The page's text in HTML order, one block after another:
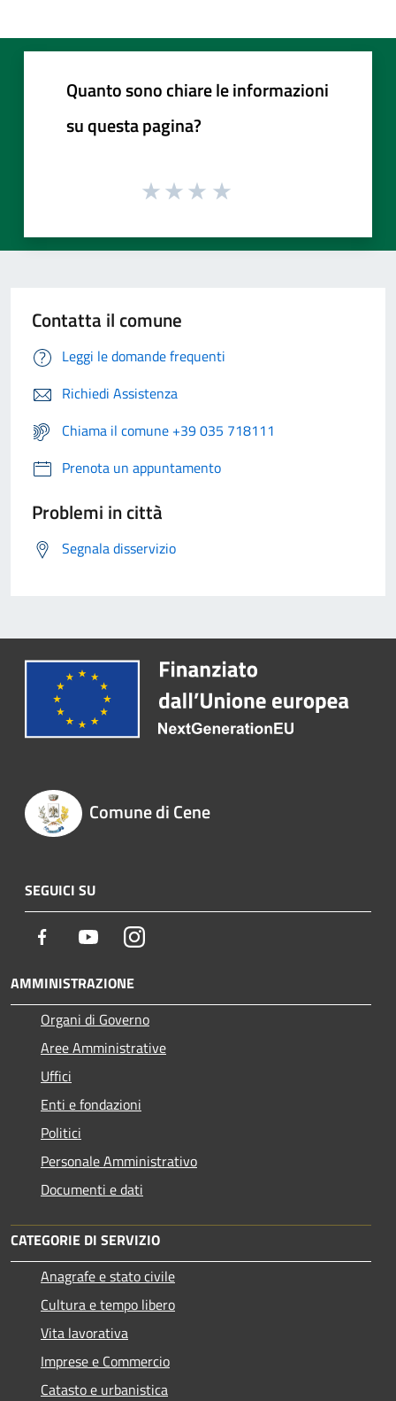
Quanto sono chiare le informazioni
su questa pagina?
Contatta il comune
Leggi le domande frequenti
Richiedi Assistenza
Chiama il comune +39 035 718111
Prenota un appuntamento
Problemi in città
Segnala disservizio
Comune di Cene
SEGUICI SU
Facebook YoutubeInstagram
AMMINISTRAZIONE
Organi di Governo
Aree Amministrative
Uffici
Enti e fondazioni
Politici
Personale Amministrativo
Documenti e dati
CATEGORIE DI SERVIZIO
Anagrafe e stato civile
Cultura e tempo libero
Vita lavorativa
Imprese e Commercio
Catasto e urbanistica